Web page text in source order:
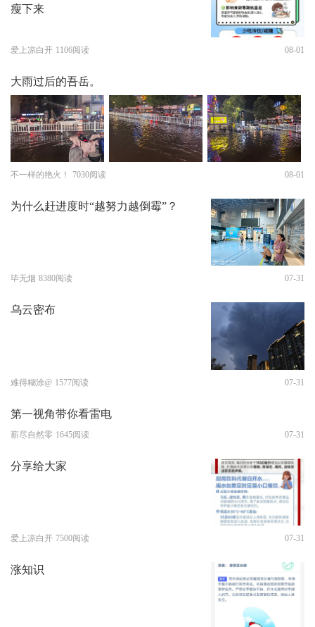
瘦下来
爱上凉白开 1106阅读 08-01
大雨过后的吾岳。
不一样的艳火！ 7030阅读 08-01
为什么赶进度时“越努力越倒霉”？
毕无烟 8380阅读 07-31
乌云密布
难得糊涂@ 1577阅读 07-31
第一视角带你看雷电
薪尽自然零 1645阅读 07-31
分享给大家
爱上凉白开 7500阅读 07-31
涨知识